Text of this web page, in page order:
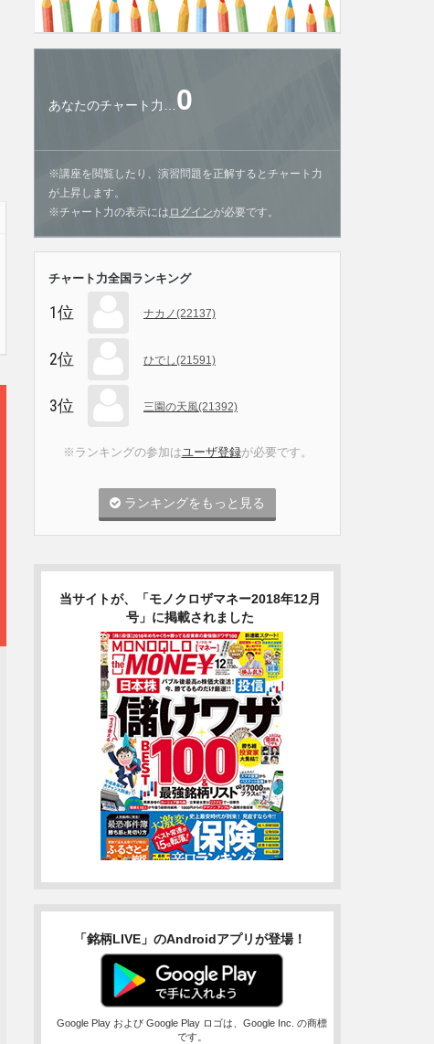
あなたのチャート力… 0
※講座を閲覧したり、演習問題を正解するとチャート力
が上昇します。
※チャート力の表示には ログインが必要です。
チャート力全国ランキング
1位 ナカノ(22137)
2位 ひでし(21591)
3位 三園の天風(21392)
※ランキングの参加はユーザ登録が必要です。
ランキングをもっと見る
当サイトが、「モノクロザマネー2018年12月
号」に掲載されました
「銘柄LIVE」のAndroidアプリが登場！
Google Play および Google Play ロゴは、Google Inc. の商標
です。